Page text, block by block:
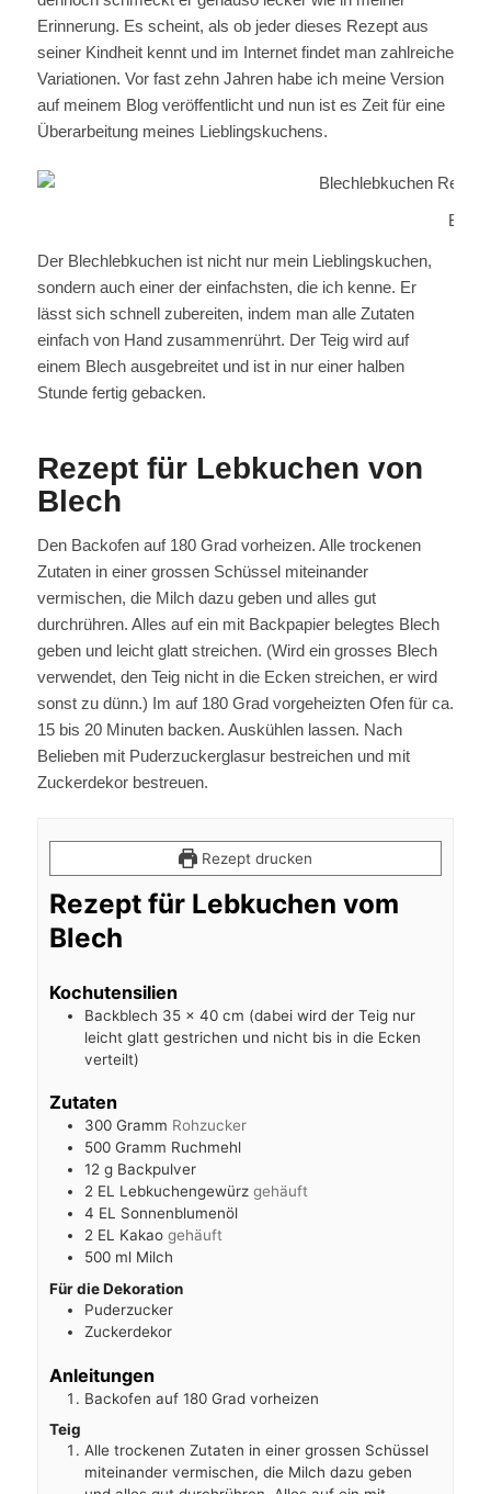
Erinnerung. Es scheint, als ob jeder dieses Rezept aus
seiner Kindheit kennt und im Internet findet man zahlreiche
Variationen. Vor fast zehn Jahren habe ich meine Version
auf meinem Blog veröffentlicht und nun ist es Zeit für eine
Überarbeitung meines Lieblingskuchens.
Der Blechlebkuchen ist nicht nur mein Lieblingskuchen,
sondern auch einer der einfachsten, die ich kenne. Er
lässt sich schnell zubereiten, indem man alle Zutaten
einfach von Hand zusammenrührt. Der Teig wird auf
einem Blech ausgebreitet und ist in nur einer halben
Stunde fertig gebacken.
Rezept für Lebkuchen von
Blech
Den Backofen auf 180 Grad vorheizen. Alle trockenen
Zutaten in einer grossen Schüssel miteinander
vermischen, die Milch dazu geben und alles gut
durchrühren. Alles auf ein mit Backpapier belegtes Blech
geben und leicht glatt streichen. (Wird ein grosses Blech
verwendet, den Teig nicht in die Ecken streichen, er wird
sonst zu dünn.) Im auf 180 Grad vorgeheizten Ofen für ca.
15 bis 20 Minuten backen. Auskühlen lassen. Nach
Belieben mit Puderzuckerglasur bestreichen und mit
Zuckerdekor bestreuen.
Rezept drucken
Rezept für Lebkuchen vom
Blech
Kochutensilien
Backblech 35 x 40 cm (dabei wird der Teig nur
leicht glatt gestrichen und nicht bis in die Ecken
verteilt)
Zutaten
300 Gramm Rohzucker
500 Gramm Ruchmehl
12 g Backpulver
2 EL Lebkuchengewürz gehäuft
4 EL Sonnenblumenöl
2 EL Kakao gehäuft
500 ml Milch
Für die Dekoration
Puderzucker
Zuckerdekor
Anleitungen
Backofen auf 180 Grad vorheizen
Teig
Alle trockenen Zutaten in einer grossen Schüssel
miteinander vermischen, die Milch dazu geben